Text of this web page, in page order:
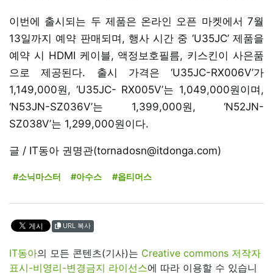
이번에 출시되는 두 제품은 온라인 오픈 마켓에서 7월
13일까지 예약 판매되며, 행사 시간 중 ‘U35JC’ 제품을
예약 시 HDMI 케이블, 액정보호필름, 키스킨이 사은품
으로 제공된다. 출시 가격은 ‘U35JC-RX006V’가
1,149,000원, ‘U35JC- RX005V’는 1,049,000원이며,
‘N53JN-SZ036V’는 1,399,000원, ‘N52JN-
SZ038V’는 1,299,000원이다.
글 / IT동아 권명관(tornadosn@itdonga.com)
#소닉마스터 #아수스 #옵티머스
URL 복사
IT동아의 모든 콘텐츠(기사)는 Creative commons 저작자
표시-비영리-변경금지 라이선스에 따라 이용할 수 있습니